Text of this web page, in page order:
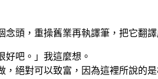
頭，重操舊業再執譯筆，把它翻
好吧。」我這麼想。
絕對可以致富，因為這裡所說的